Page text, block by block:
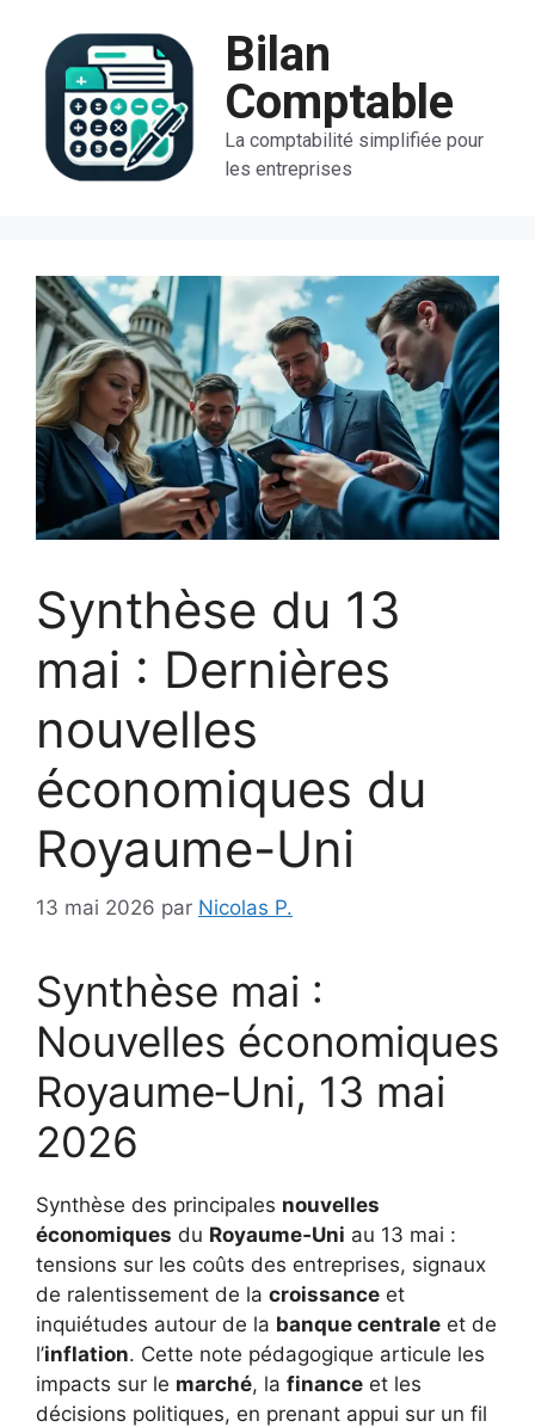
contenu
Bilan
Comptable
La comptabilité simplifiée pour
les entreprises
Synthèse du 13
mai : Dernières
nouvelles
économiques du
Royaume-Uni
13 mai 2026 par Nicolas P.
Synthèse mai :
Nouvelles économiques
Royaume‑Uni, 13 mai
2026
Synthèse des principales nouvelles
économiques du Royaume‑Uni au 13 mai :
tensions sur les coûts des entreprises, signaux
de ralentissement de la croissance et
inquiétudes autour de la banque centrale et de
l’inflation. Cette note pédagogique articule les
impacts sur le marché, la finance et les
décisions politiques, en prenant appui sur un fil